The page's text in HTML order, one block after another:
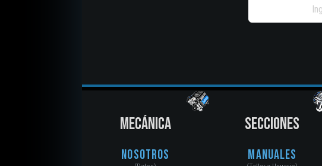
MECÁNICA
Nosotros
SECCIONES
Manuales